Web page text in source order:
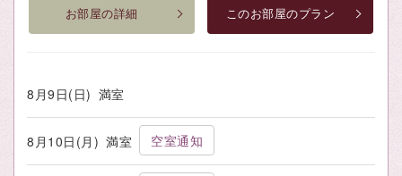
お部屋の詳細 このお部屋のプラン
8月9日(日) 満室
8月10日(月) 満室 空室通知